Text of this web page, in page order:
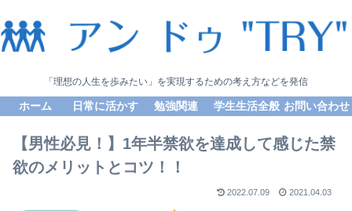
「理想の人生を歩みたい」を実現するための考え方などを発信
ホーム 日常に活かす 勉強関連 学生生活全般 お問い合わせ
【男性必見！】1年半禁欲を達成して感じた禁
欲のメリットとコツ！！
2022.07.09 2021.04.03